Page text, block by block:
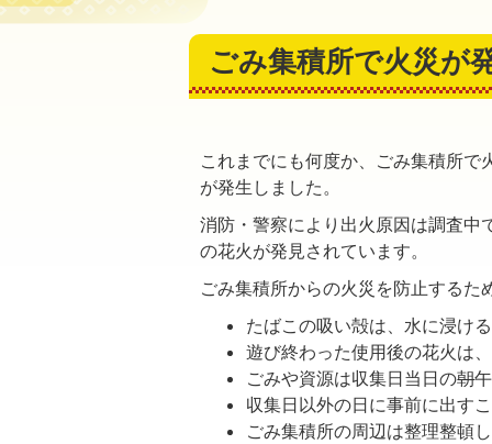
ごみ集積所で火災が
これまでにも何度か、ごみ集積所
が発生しました。
消防・警察により出火原因は調査中
の花火が発見されています。
ごみ集積所からの火災を防止するた
たばこの吸い殻は、水に浸け
遊び終わった使用後の花火は
ごみや資源は収集日当日の朝
収集日以外の日に事前に出す
ごみ集積所の周辺は整理整頓